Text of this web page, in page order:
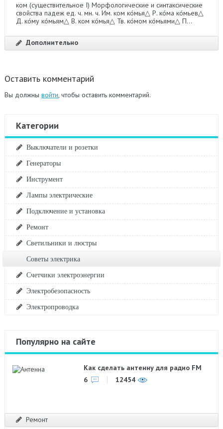
ком (существительное I) Морфологические и синтаксические
свойства падеж ед. ч. мн. ч. Им. ком ко́мья△ Р. ко́ма ко́мьев△
Д. ко́му ко́мьям△ В. ком ко́мья△ Тв. ко́мом ко́мьями△ П...
Дополнительно
Оставить комментарий
Вы должны войти , чтобы оставить комментарий.
Категории
Выключатели и розетки
Генераторы
Инструмент
Лампы электрические
Подключение и установка
Ремонт
Светильники и люстры
Советы электрика
Счетчики электроэнергии
Электробезопасность
Электропроводка
Популярно на сайте
Как сделать антенну для радио FM
6
12454
Ремонт